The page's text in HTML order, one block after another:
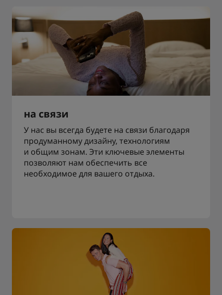
на связи
У нас вы всегда будете на связи благодаря
продуманному дизайну, технологиям
и общим зонам. Эти ключевые элементы
позволяют нам обеспечить все
необходимое для вашего отдыха.